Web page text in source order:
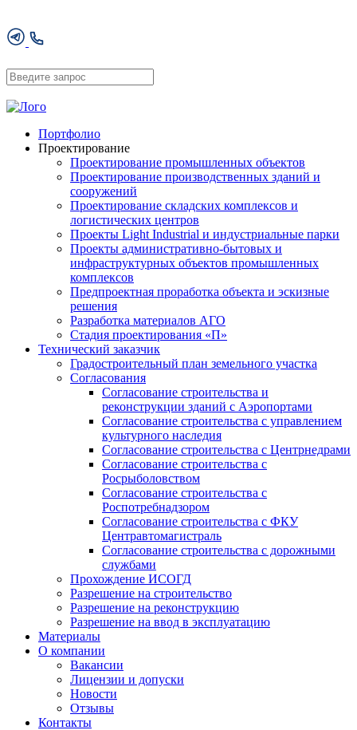
Портфолио
Проектирование
Проектирование промышленных объектов
Проектирование производственных зданий и
сооружений
Проектирование складских комплексов и
логистических центров
Проекты Light Industrial и индустриальные парки
Проекты административно-бытовых и
инфраструктурных объектов промышленных
комплексов
Предпроектная проработка объекта и эскизные
решения
Разработка материалов АГО
Стадия проектирования «П»
Технический заказчик
Градостроительный план земельного участка
Согласования
Согласование строительства и
реконструкции зданий с Аэропортами
Согласование строительства с управлением
культурного наследия
Согласование строительства с Центрнедрами
Согласование строительства с
Росрыболовством
Согласование строительства с
Роспотребнадзором
Согласование строительства с ФКУ
Центравтомагистраль
Согласование строительства с дорожными
службами
Прохождение ИСОГД
Разрешение на строительство
Разрешение на реконструкцию
Разрешение на ввод в эксплуатацию
Материалы
О компании
Вакансии
Лицензии и допуски
Новости
Отзывы
Контакты